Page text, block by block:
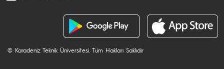
© Karadeniz Teknik Üniversitesi. Tüm Hakları Saklıdır